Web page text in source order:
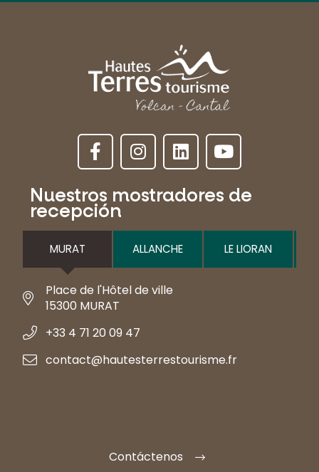
Nuestros mostradores de
recepción
MURAT ALLANCHE LE LIORAN
Place de l'Hôtel de ville
15300 MURAT
+33 4 71 20 09 47
contact@hautesterrestourisme.fr
Contáctenos